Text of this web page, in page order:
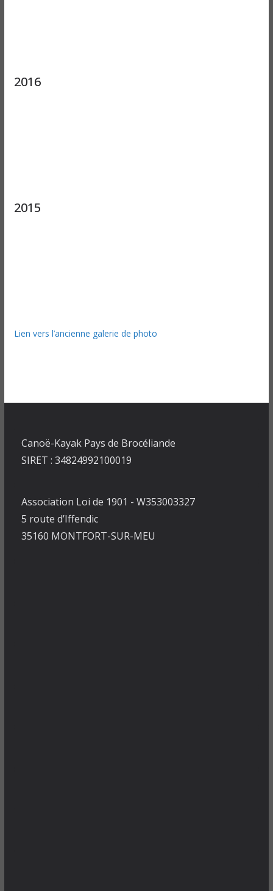
2016
2015
Lien vers l’ancienne galerie de photo
Canoë-Kayak Pays de Brocéliande
SIRET : 34824992100019
Association Loi de 1901 - W353003327
5 route d’Iffendic
35160 MONTFORT-SUR-MEU